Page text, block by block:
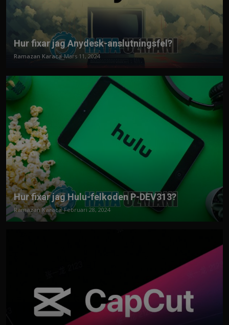
Hur fixar jag Anydesk-anslutningsfel?
Ramazan Karaca Mars 11, 2024
Hur fixar jag Hulu-felkoden P-DEV313?
Ramazan Karaca Februari 28, 2024